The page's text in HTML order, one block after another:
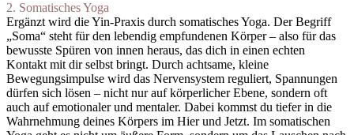
2. Somatisches Yoga
Ergänzt wird die Yin-Praxis durch somatisches Yoga. Der Begriff
„Soma“ steht für den lebendig empfundenen Körper – also für das
bewusste Spüren von innen heraus, das dich in einen echten
Kontakt mit dir selbst bringt. Durch achtsame, kleine
Bewegungsimpulse wird das Nervensystem reguliert, Spannungen
dürfen sich lösen – nicht nur auf körperlicher Ebene, sondern oft
auch auf emotionaler und mentaler. Dabei kommst du tiefer in die
Wahrnehmung deines Körpers im Hier und Jetzt. Im somatischen